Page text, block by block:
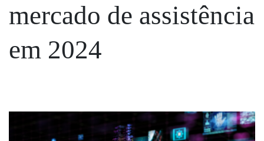
mercado de assistência
em 2024